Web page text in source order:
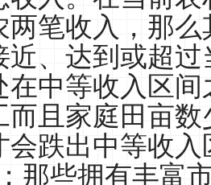
两笔收入，那
近、达到或超过
在中等收入区
而且家庭田亩
会跌出中等收
那些拥有丰富